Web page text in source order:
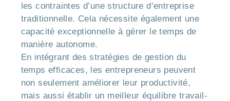
les contraintes d’une structure d’entreprise
traditionnelle. Cela nécessite également une
capacité exceptionnelle à gérer le temps de
manière autonome.
En intégrant des stratégies de gestion du
temps efficaces, les entrepreneurs peuvent
non seulement améliorer leur productivité,
mais aussi établir un meilleur équilibre travail-